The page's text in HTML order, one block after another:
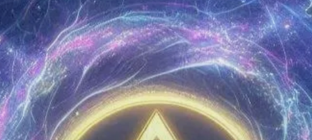
Analyse Technique : Une
Percée Potentielle